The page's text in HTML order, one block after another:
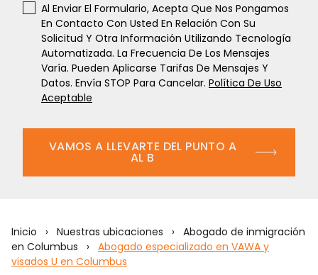
Al Enviar El Formulario, Acepta Que Nos Pongamos
En Contacto Con Usted En Relación Con Su
Solicitud Y Otra Información Utilizando Tecnología
Automatizada. La Frecuencia De Los Mensajes
Varía. Pueden Aplicarse Tarifas De Mensajes Y
Datos. Envía STOP Para Cancelar. Política De Uso
Aceptable
VAMOS A LLEVARTE DEL PUNTO A
AL B
Inicio › Nuestras ubicaciones › Abogado de inmigración
en Columbus
› Abogado especializado en VAWA y
visados U en Columbus